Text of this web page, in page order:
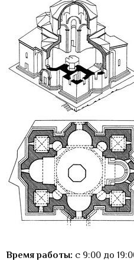
Время работы: с 9:00 до